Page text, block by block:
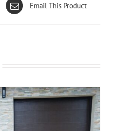
Email This Product